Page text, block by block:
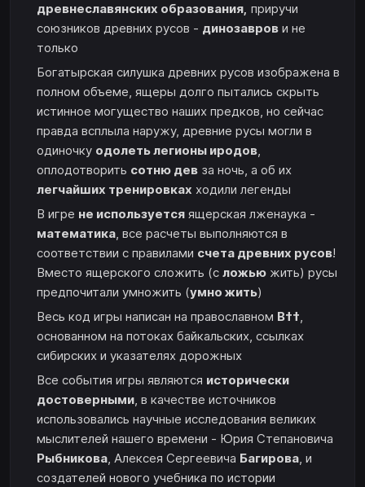
древнеславянских образования, приручи
союзников древних русов - динозавров и не
только
Богатырская силушка древних русов изображена в
полном объеме, ящеры долго пытались скрыть
истинное могущество наших предков, но сейчас
правда всплыла наружу, древние русы могли в
одиночку одолеть легионы иродов,
оплодотворить сотню дев за ночь, а об их
легчайших тренировках ходили легенды
В игре не используется ящерская лженаука -
математика, все расчеты выполняются в
соответствии с правилами счета древних русов!
Вместо ящерского сложить (с ложью жить) русы
предпочитали умножить (умно жить)
Весь код игры написан на православном В††,
основанном на потоках байкальских, ссылках
сибирских и указателях дорожных
Все события игры являются исторически
достоверными, в качестве источников
использовались научные исследования великих
мыслителей нашего времени - Юрия Степановича
Рыбникова, Алексея Сергеевича Багирова, и
создателей нового учебника по истории